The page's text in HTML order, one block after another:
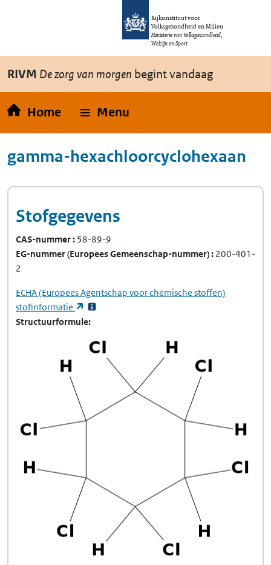
Overslaan en naar de inhoud gaan
Rijksinstituut voor
Volksgezondheid en Milieu
Ministerie van Volksgezondheid,
Welzijn en Sport
RIVM De zorg van morgen begint vandaag
Home Menu
gamma-hexachloorcyclohexaan
Stofgegevens
CAS-nummer 58-89-9
EG-nummer(Europees Gemeenschap-nummer) 200-401-
2
ECHA(Europees Agentschap voor chemische stoffen)
stofinformatie
(opent in een nieuw tabblad)
Structuurformule